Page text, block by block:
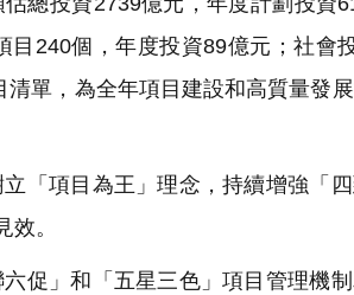
240個，年度投資89億元；社會
單，為全年項目建設和高質量發
「項目為王」理念，持續增強「
。
促」和「五星三色」項目管理機